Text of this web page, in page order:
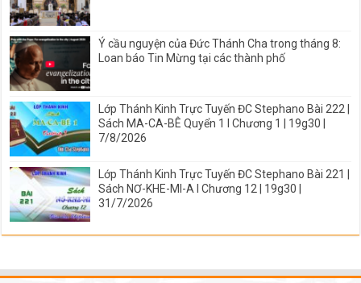
Ý cầu nguyện của Đức Thánh Cha trong tháng 8:
Loan báo Tin Mừng tại các thành phố
Lớp Thánh Kinh Trực Tuyến ĐC Stephano Bài 222 |
Sách MA-CA-BÊ Quyển 1 I Chương 1 | 19g30 |
7/8/2026
Lớp Thánh Kinh Trực Tuyến ĐC Stephano Bài 221 |
Sách NƠ-KHE-MI-A I Chương 12 | 19g30 |
31/7/2026